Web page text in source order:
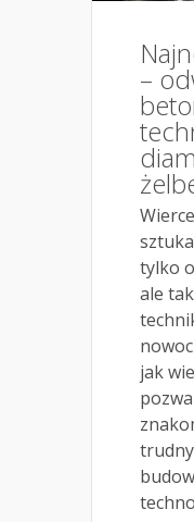
–
tylko
ale
jak